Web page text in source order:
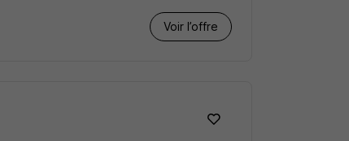
Voir l’offre